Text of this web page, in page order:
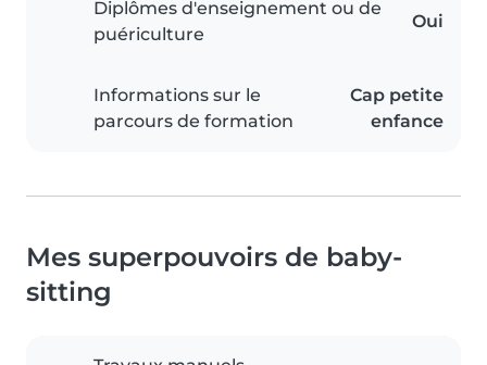
Diplômes d'enseignement ou de
puériculture
Oui
Informations sur le
parcours de formation
Cap petite
enfance
Mes superpouvoirs de baby-
sitting